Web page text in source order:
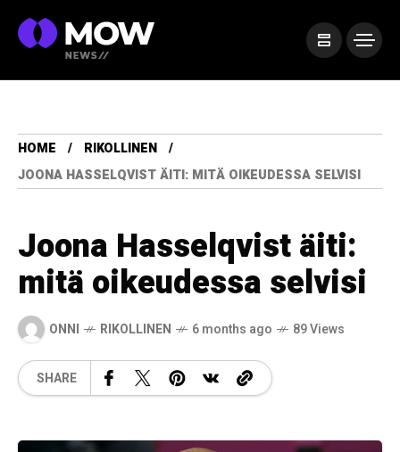
HOME
RIKOLLINEN
JOONA HASSELQVIST ÄITI: MITÄ OIKEUDESSA SELVISI
Joona Hasselqvist äiti:
mitä oikeudessa selvisi
ONNI RIKOLLINEN 6 months ago 89 Views
SHARE